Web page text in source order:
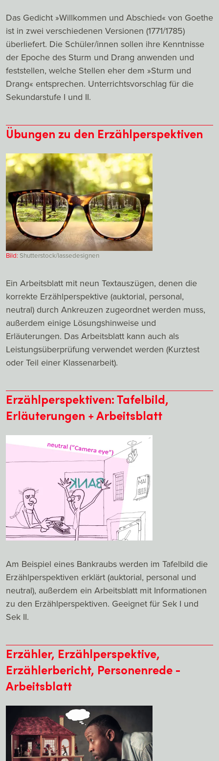
Das Gedicht »Willkommen und Abschied« von Goethe
ist in zwei verschiedenen Versionen (1771/1785)
überliefert. Die Schüler/innen sollen ihre Kenntnisse
der Epoche des Sturm und Drang anwenden und
feststellen, welche Stellen eher dem »Sturm und
Drang« entsprechen. Unterrichtsvorschlag für die
Sekundarstufe I und II.
Übungen zu den Erzählperspektiven
Bild:Shutterstock/lassedesignen
Ein Arbeitsblatt mit neun Textauszügen, denen die
korrekte Erzählperspektive (auktorial, personal,
neutral) durch Ankreuzen zugeordnet werden muss,
außerdem einige Lösungshinweise und
Erläuterungen. Das Arbeitsblatt kann auch als
Leistungsüberprüfung verwendet werden (Kurztest
oder Teil einer Klassenarbeit).
Erzählperspektiven: Tafelbild,
Erläuterungen + Arbeitsblatt
Am Beispiel eines Bankraubs werden im Tafelbild die
Erzählperspektiven erklärt (auktorial, personal und
neutral), außerdem ein Arbeitsblatt mit Informationen
zu den Erzählperspektiven. Geeignet für Sek I und
Sek II.
Erzähler, Erzählperspektive,
Erzählerbericht, Personenrede -
Arbeitsblatt